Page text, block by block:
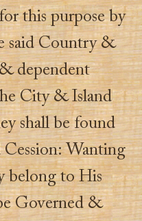
this purpose by
said Country &
dependent
City & Island
shall be found
Wanting
belong to His
Governed &